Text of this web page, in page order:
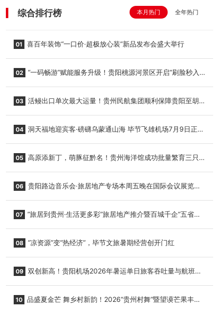
综合排行榜 本月热门 全年热门
01 喜百年装饰“一口价·超极放心装”新品发布会盛大举行
02 “一码畅游”赋能服务升级！贵阳桃源河景区开启“刷脸秒入
03 活鳗出口单次最大运量！贵州民航集团顺利保障贵阳至胡
04 洞天福地迎宾客·磅礴乌蒙通山海 毕节飞雄机场7月9日正式
05 高原添新丁，萌豚征黔名！贵州海洋馆成功批量繁育三只
06 贵阳路边音乐会·旅居地产专场本周五晚在国际会议展览中
07 “旅居到贵州·生活更多彩”旅居地产推介暨百城千企“五省
08 “凉资源”变“热经济”，毕节文旅暑期经营创开门红
09 双创新高！贵阳机场2026年暑运单日旅客吞吐量与航班起
10 品盛夏金芒 舞乡村新韵！2026“贵州村舞”暨望谟芒果丰收